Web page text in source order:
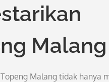
Malang
Malang tidak hanya